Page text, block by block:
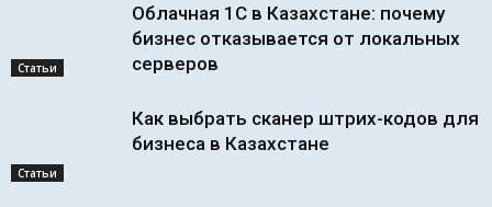
Статьи
Облачная 1С в Казахстане: почему
бизнес отказывается от локальных
серверов
Статьи
Как выбрать сканер штрих-кодов для
бизнеса в Казахстане